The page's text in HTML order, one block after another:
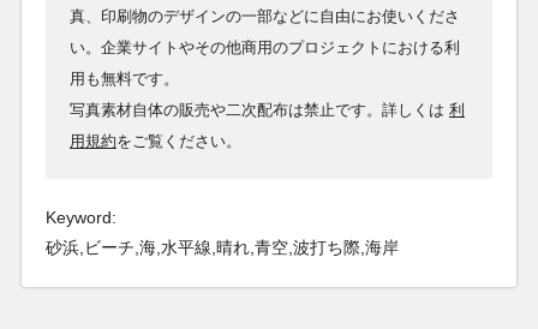
真、印刷物のデザインの一部などに自由にお使いくださ
い。企業サイトやその他商用のプロジェクトにおける利
用も無料です。
写真素材自体の販売や二次配布は禁止です。詳しくは 利
用規約をご覧ください。
Keyword:
砂浜,ビーチ,海,水平線,晴れ,青空,波打ち際,海岸